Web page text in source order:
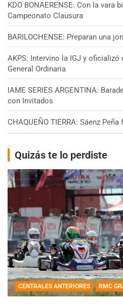
KDO BONAERENSE: Con la vara
Campeonato Clausura
BARILOCHENSE: Preparan una
AKPS: Intervino la IGJ y
General Ordinaria
IAME SERIES ARGENTINA:
con Invitados
CHAQUEÑO TIERRA: Sáenz
Quizás te lo perdiste
CENTRALES ANTERIORES RMC